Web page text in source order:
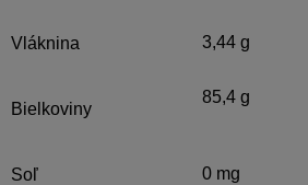
Vláknina 3,44 g
Bielkoviny
85,4 g
Soľ 0 mg